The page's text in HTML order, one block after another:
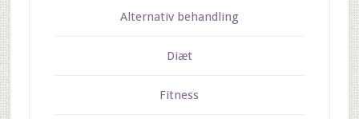
Alternativ behandling
Diæt
Fitness